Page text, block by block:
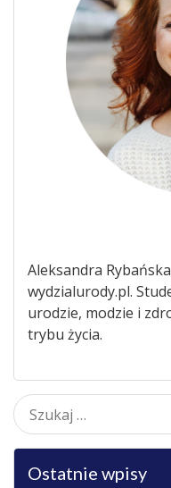
Aleksandra
wydzialurody.pl.
urodzie, modzie i
trybu życia.
Szukaj:
Ostatnie wpisy